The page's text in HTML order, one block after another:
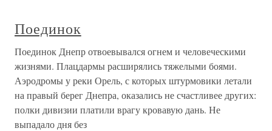
Поединок
Поединок Днепр отвоевывался огнем и человеческими
жизнями. Плацдармы расширялись тяжелыми боями.
Аэродромы у реки Орель, с которых штурмовики летали
на правый берег Днепра, оказались не счастливее других:
полки дивизии платили врагу кровавую дань. Не
выпадало дня без